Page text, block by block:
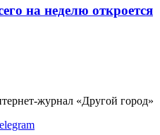
на неделю откроется
журнал «Другой город»